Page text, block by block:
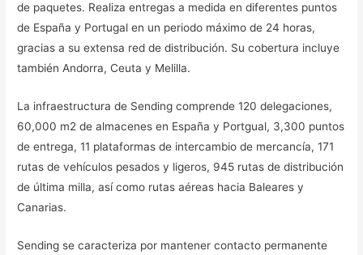
de paquetes. Realiza entregas a medida en diferentes puntos
de España y Portugal en un periodo máximo de 24 horas,
gracias a su extensa red de distribución. Su cobertura incluye
también Andorra, Ceuta y Melilla.
La infraestructura de Sending comprende 120 delegaciones,
60,000 m2 de almacenes en España y Portgual, 3,300 puntos
de entrega, 11 plataformas de intercambio de mercancía, 171
rutas de vehículos pesados y ligeros, 945 rutas de distribución
de última milla, así como rutas aéreas hacia Baleares y
Canarias.
Sending se caracteriza por mantener contacto permanente